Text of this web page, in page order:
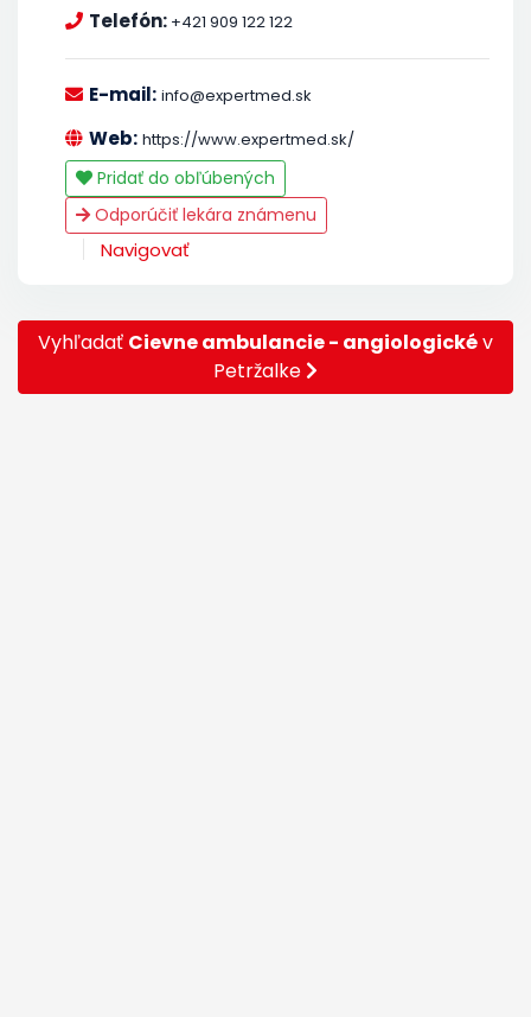
Telefón: +421 909 122 122
E-mail: info@expertmed.sk
Web: https://www.expertmed.sk/
Pridať do obľúbených
Odporúčiť lekára známenu
Navigovať
Vyhľadať Cievne ambulancie - angiologickév
Petržalke